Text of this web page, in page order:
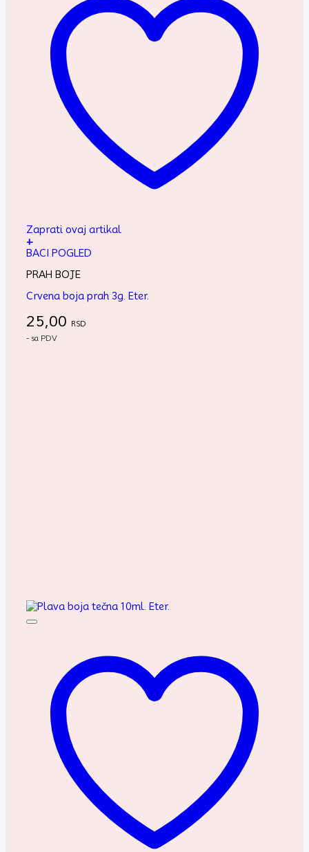
Zaprati ovaj artikal
+
BACI POGLED
PRAH BOJE
Crvena boja prah 3g. Eter.
25,00 RSD
- sa PDV